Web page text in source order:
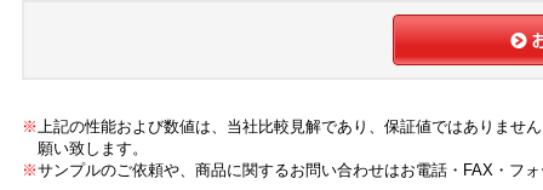
※上記の性能および数値は、当社比較見解であり、保証値ではありませ
願い致します。
※サンプルのご依頼や、商品に関するお問い合わせはお電話・FAX・フ